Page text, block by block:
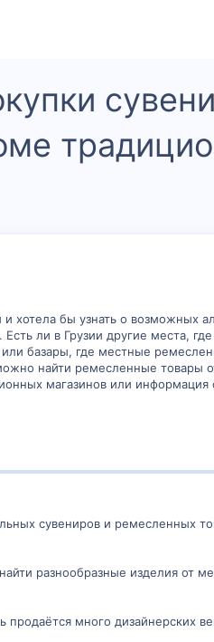
бы узнать о возможных
ли в Грузии другие места,
базары, где местные
найти ремесленные товары
магазинов или информация
сувениров и ремесленных
разнообразные изделия от
много дизайнерских